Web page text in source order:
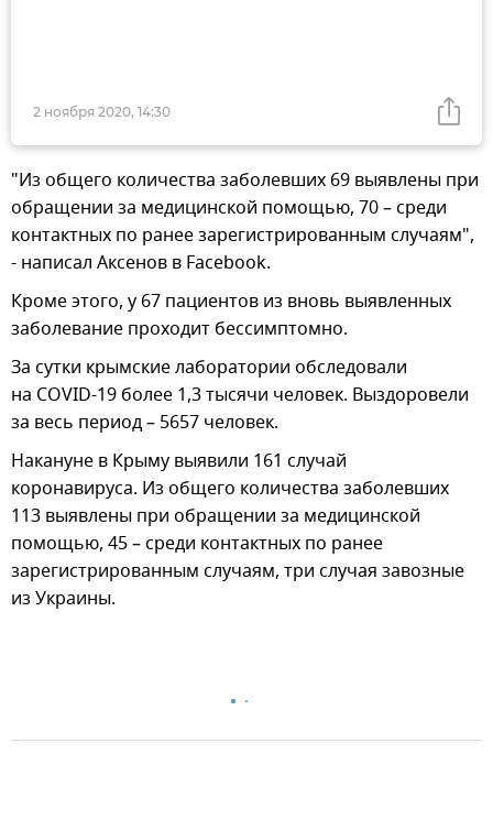
2 ноября 2020, 14:30
"Из общего количества заболевших 69 выявлены при
обращении за медицинской помощью, 70 – среди
контактных по ранее зарегистрированным случаям",
- написал Аксенов в Facebook.
Кроме этого, у 67 пациентов из вновь выявленных
заболевание проходит бессимптомно.
За сутки крымские лаборатории обследовали
на COVID-19 более 1,3 тысячи человек. Выздоровели
за весь период – 5657 человек.
Накануне в Крыму выявили 161 случай
коронавируса. Из общего количества заболевших
113 выявлены при обращении за медицинской
помощью, 45 – среди контактных по ранее
зарегистрированным случаям, три случая завозные
из Украины.